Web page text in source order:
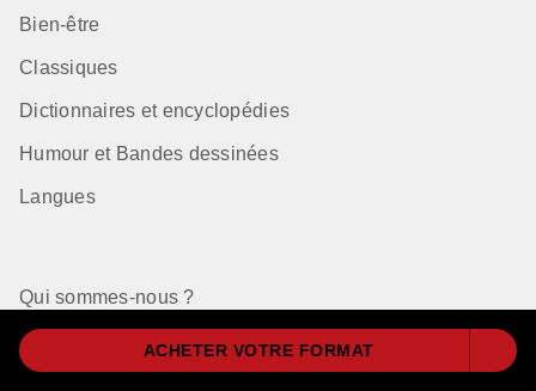
ACHETER VOTRE FORMAT
Bien-être
Classiques
Dictionnaires et encyclopédies
Humour et Bandes dessinées
Langues
Qui sommes-nous ?
Nos auteurs à la une